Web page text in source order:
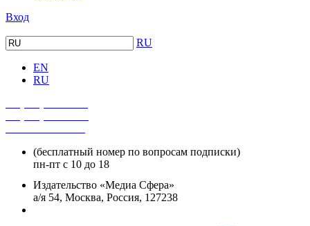
Вход
RU
EN
RU
(бесплатный номер по вопросам подписки)
пн-пт с 10 до 18
Издательство «Медиа Сфера»
а/я 54, Москва, Россия, 127238